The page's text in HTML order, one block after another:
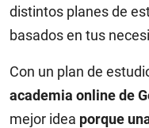
distintos planes de
basados en tus
Con un plan de
academia online de
mejor idea porque